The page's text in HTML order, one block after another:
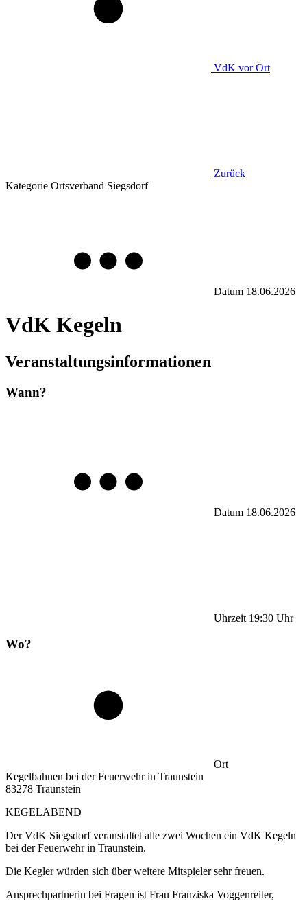
VdK vor Ort
Zurück
Kategorie Ortsverband Siegsdorf
Datum 18.06.2026
VdK Kegeln
Veranstaltungsinformationen
Wann?
Datum 18.06.2026
Uhrzeit 19:30 Uhr
Wo?
Ort
Kegelbahnen bei der Feuerwehr in Traunstein
83278 Traunstein
KEGELABEND
Der VdK Siegsdorf veranstaltet alle zwei Wochen ein VdK Kegeln
bei der Feuerwehr in Traunstein.
Die Kegler würden sich über weitere Mitspieler sehr freuen.
Ansprechpartnerin bei Fragen ist Frau Franziska Voggenreiter,